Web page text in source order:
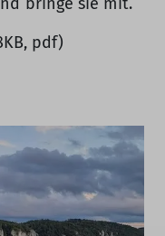
pdf)